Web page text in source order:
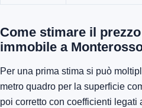
Come stimare il
immobile a
Per una prima stima si può
metro quadro per la superficie
poi corretto con coefficienti legati